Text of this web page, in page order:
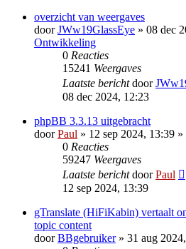
overzicht van weergaves
doorJWw19GlassEye » 08 dec
Ontwikkeling
0 Reacties
15241 Weergaves
Laatste berichtdoor
08 dec 2024, 12:23
phpBB 3.3.13 uitgebracht
doorPaul » 12 sep 2024, 13:39 »
0 Reacties
59247 Weergaves
Laatste berichtdoorPaul
12 sep 2024, 13:39
gTranslate (HiFiKabin) vertaalt
topic content
doorBBgebruiker» 31 aug